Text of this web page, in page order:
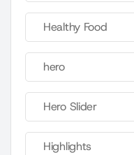
Healthy Food
hero
Hero Slider
Highlights